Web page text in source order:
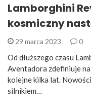
Lamborghini
kosmiczny
29 marca 2023 0
Od dłuższego czasu
Aventadora zdefiniuje
kolejne kilka lat.
silnikiem…